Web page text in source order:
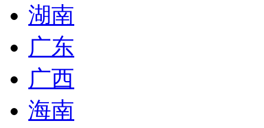
湖南
广东
广西
海南